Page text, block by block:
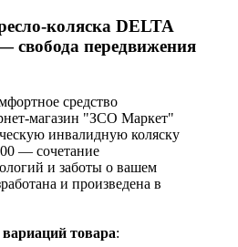
коляска DELTA
свобода передвижения
средство
магазин "ЗСО Маркет"
инвалидную коляску
— сочетание
и заботы о вашем
и произведена в
вариаций товара: